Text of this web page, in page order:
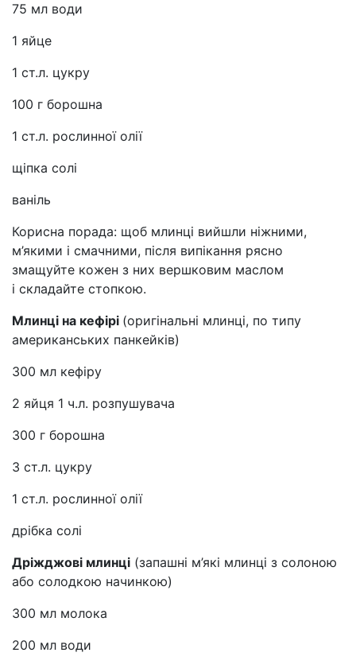
75 мл води
1 яйце
1 ст.л. цукру
100 г борошна
1 ст.л. рослинної олії
щіпка солі
ваніль
Корисна порада: щоб млинці вийшли ніжними,
м’якими і смачними, після випікання рясно
змащуйте кожен з них вершковим маслом
і складайте стопкою.
Млинці на кефірі (оригінальні млинці, по типу
американських панкейків)
300 мл кефіру
2 яйця 1 ч.л. розпушувача
300 г борошна
3 ст.л. цукру
1 ст.л. рослинної олії
дрібка солі
Дріжджові млинці (запашні м’які млинці з солоною
або солодкою начинкою)
300 мл молока
200 мл води